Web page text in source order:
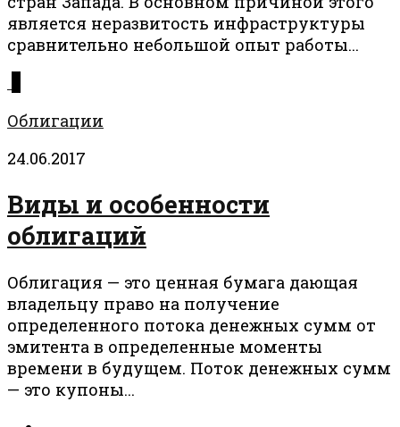
является неразвитость инфраструктуры
сравнительно небольшой опыт работы...
Облигации
24.06.2017
Виды и особенности
облигаций
Облигация — это ценная бумага дающая
владельцу право на получение
определенного потока денежных сумм от
эмитента в определенные моменты
времени в будущем. Поток денежных сумм
— это купоны...